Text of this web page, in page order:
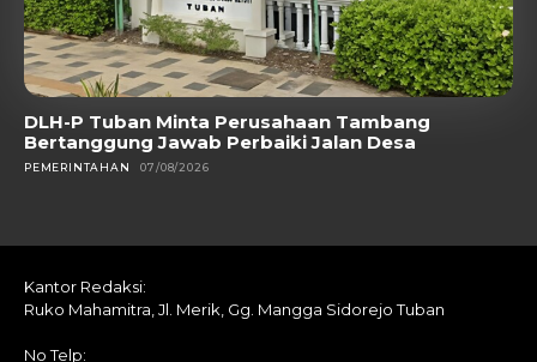
DLH-P Tuban Minta Perusahaan Tambang
Bertanggung Jawab Perbaiki Jalan Desa
PEMERINTAHAN 07/08/2026
Kantor Redaksi:
Ruko Mahamitra, Jl. Merik, Gg. Mangga Sidorejo Tuban
No Telp: